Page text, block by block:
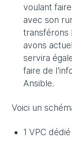
voulant
avec son
transférons
avons
servira
faire de
Ansible.
Voici un
1 VPC dédié